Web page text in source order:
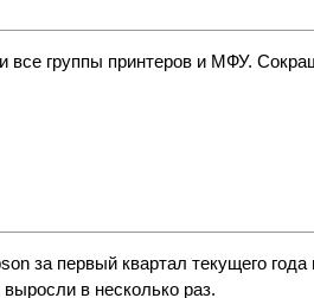
все группы принтеров и МФУ.
за первый квартал текущего года
в несколько раз.